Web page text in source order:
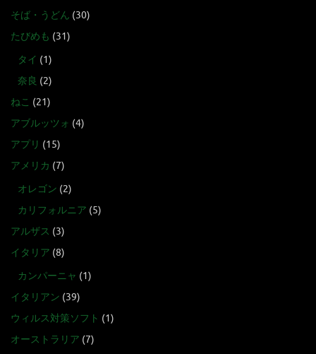
そば・うどん (30)
たびめも (31)
タイ (1)
奈良 (2)
ねこ (21)
アブルッツォ (4)
アプリ (15)
アメリカ (7)
オレゴン (2)
カリフォルニア (5)
アルザス (3)
イタリア (8)
カンパーニャ (1)
イタリアン (39)
ウィルス対策ソフト (1)
オーストラリア (7)